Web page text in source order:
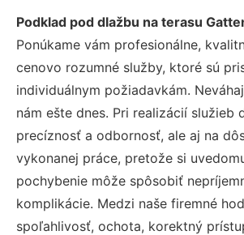
Podklad pod dlažbu na terasu
Ponúkame vám profesionálne,
cenovo rozumné služby, ktoré sú
individuálnym požiadavkám.
nám ešte dnes. Pri realizácií služieb
precíznosť a odbornosť, ale aj na
vykonanej práce, pretože si
pochybenie môže spôsobiť
komplikácie. Medzi naše firemné
spoľahlivosť, ochota, korektný